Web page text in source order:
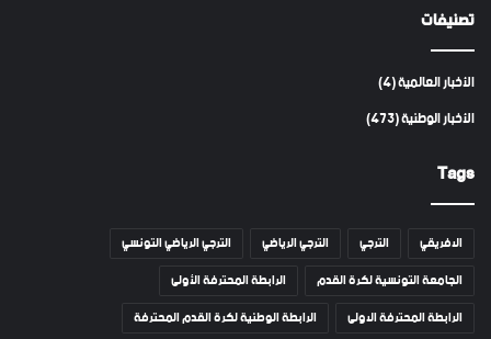
تصنيفات
الأخبار العالمية(4)
الأخبار الوطنية(473)
Tags
الافريقي الترجي الترجي الرياضي
الترجي الرياضي التونسي
الجامعة التونسية لكرة القدم
الرابطة المحترفة الأولى
الرابطة المحترفة الاولى
الرابطة الوطنية لكرة القدم المحترفة